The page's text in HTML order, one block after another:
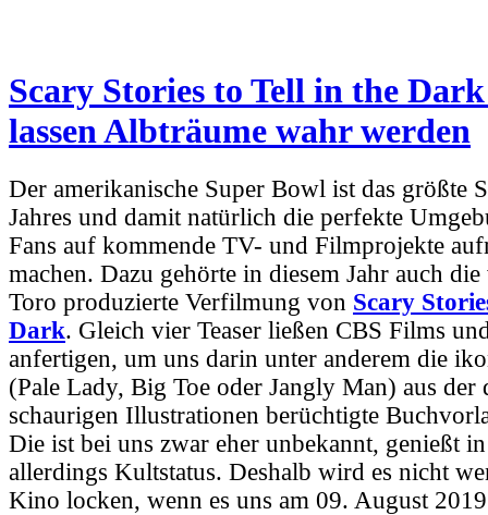
Scary Stories to Tell in the
lassen Albträume wahr werden
Der amerikanische Super Bowl ist das größte
Jahres und damit natürlich die perfekte
Fans auf kommende TV- und Filmprojekte
machen. Dazu gehörte in diesem Jahr auch
Toro produzierte Verfilmung von Scary
Dark. Gleich vier Teaser ließen CBS Films
anfertigen, um uns darin unter anderem die
(Pale Lady, Big Toe oder Jangly Man) aus
schaurigen Illustrationen berüchtigte
Die ist bei uns zwar eher unbekannt, genießt
allerdings Kultstatus. Deshalb wird es nicht
Kino locken, wenn es uns am 09. August